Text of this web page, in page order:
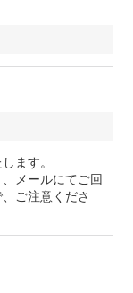
ます。
メールにてご回
ご注意くださ